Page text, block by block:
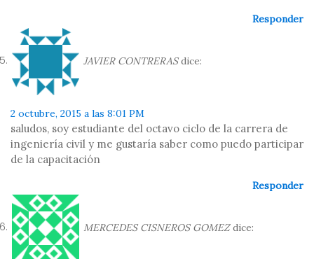
Responder
JAVIER CONTRERAS dice:
2 octubre, 2015 a las 8:01 PM
saludos, soy estudiante del octavo ciclo de la carrera de
ingeniería civil y me gustaría saber como puedo participar
de la capacitación
Responder
MERCEDES CISNEROS GOMEZ dice: